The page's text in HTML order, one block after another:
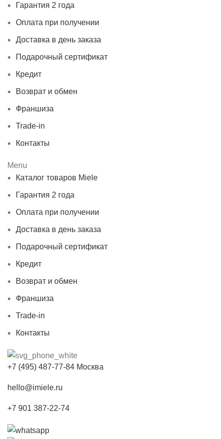
Гарантия 2 года
Оплата при получении
Доставка в день заказа
Подарочный сертификат
Кредит
Возврат и обмен
Франшиза
Trade-in
Контакты
Menu
Каталог товаров Miele
Гарантия 2 года
Оплата при получении
Доставка в день заказа
Подарочный сертификат
Кредит
Возврат и обмен
Франшиза
Trade-in
Контакты
+7 (495) 487-77-84 Москва
hello@imiele.ru
+7 901 387-22-74